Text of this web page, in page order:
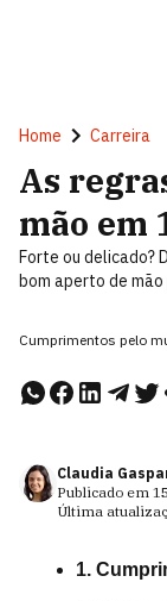
Home Carreira
As
mão em
Forte ou delicado?
bom aperto de mão
Cumprimentos pelo
Claudia
Publicado em
Última
1.